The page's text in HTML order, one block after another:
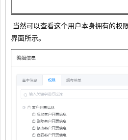
当然可以查看这个用户本身拥有的权
界面所示。